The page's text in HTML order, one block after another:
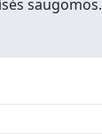
saugomos.